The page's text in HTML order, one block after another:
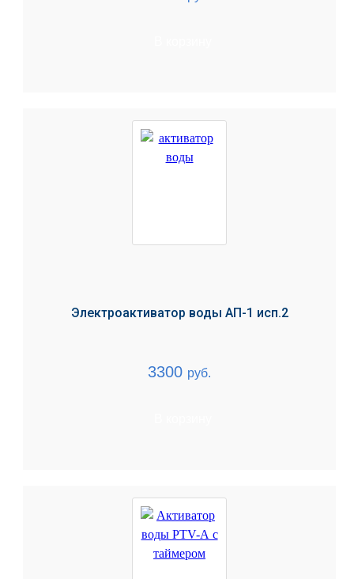
Электроактиватор воды АП-1 исп.2
3300 руб.